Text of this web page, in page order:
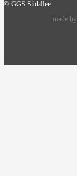
© GGS Südallee
made by